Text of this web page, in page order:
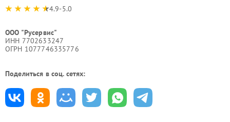
4.9-5.0
ООО "Русервис"
ИНН 7702633247
ОГРН 1077746335776
Поделиться в соц. сетях: